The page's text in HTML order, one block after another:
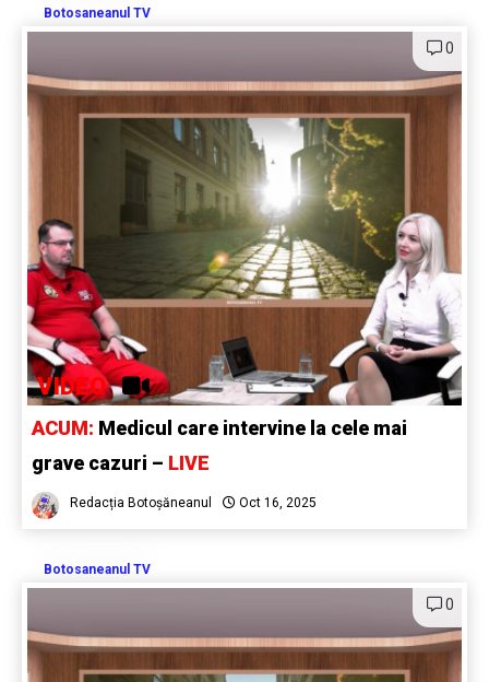
Botosaneanul TV
0
VIDEO
ACUM: Medicul care intervine la cele mai
grave cazuri – LIVE
Redacția Botoșăneanul Oct 16, 2025
Botosaneanul TV
0